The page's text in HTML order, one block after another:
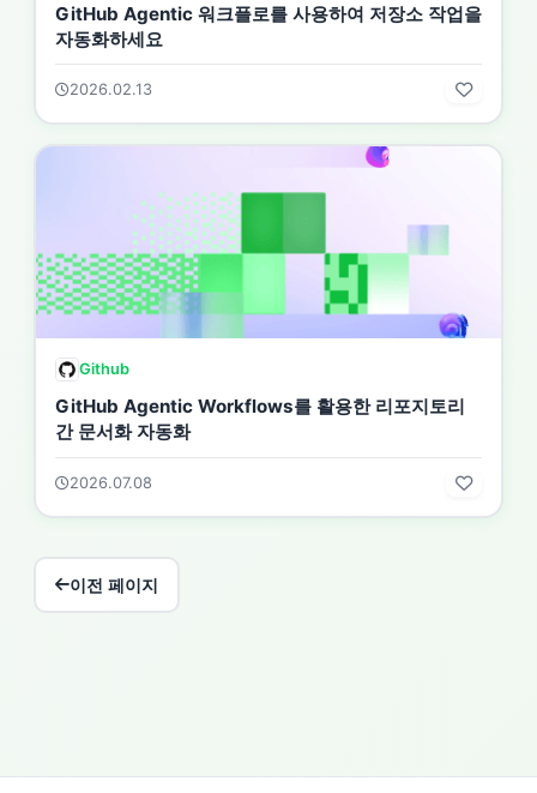
GitHub Agentic 워크플로를 사용하여 저장소 작업을
자동화하세요
2026.02.13
Github
GitHub Agentic Workflows를 활용한 리포지토리
간 문서화 자동화
2026.07.08
이전 페이지